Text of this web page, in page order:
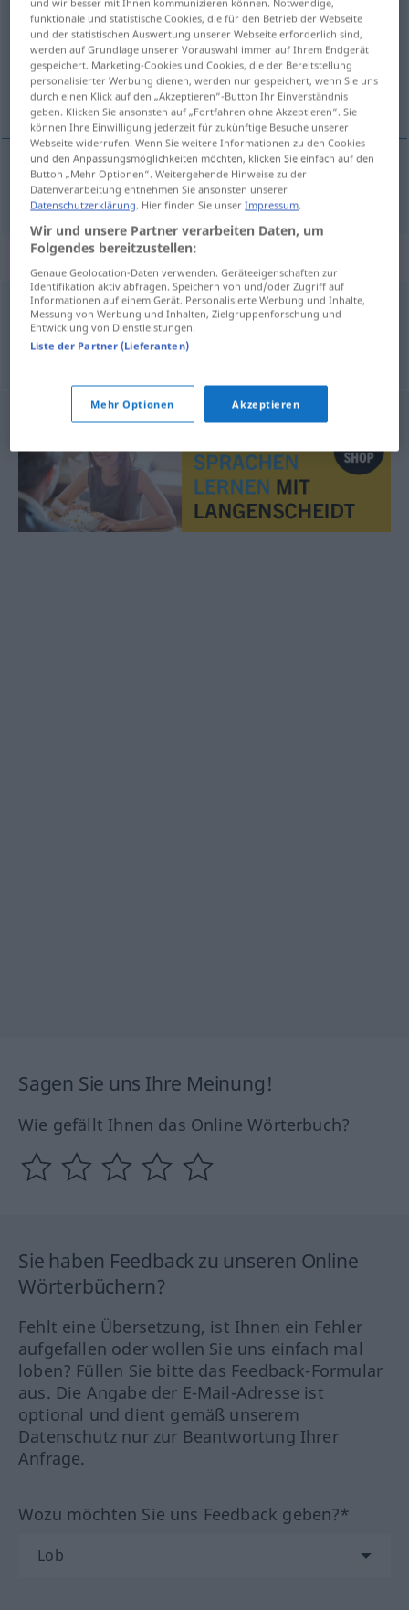
Übersicht aller Übersetzungen
(Für mehr Details die Übersetzung anklicken/antippen)
wielostronny
wielostronny multilateral
Synonyme für "multilateral"
vielseitig,mehrseitig
Sagen Sie uns Ihre Meinung!
Wie gefällt Ihnen das Online Wörterbuch?
Sie haben Feedback zu unseren Online
Wörterbüchern?
Fehlt eine Übersetzung, ist Ihnen ein Fehler
aufgefallen oder wollen Sie uns einfach mal
loben? Füllen Sie bitte das Feedback-Formular
aus. Die Angabe der E-Mail-Adresse ist
optional und dient gemäß unserem
Datenschutz nur zur Beantwortung Ihrer
Anfrage.
Wozu möchten Sie uns Feedback geben?*
funktionale und statistische Cookies, die für den Betrieb der Webseite
und der statistischen Auswertung unserer Webseite erforderlich sind,
werden auf Grundlage unserer Vorauswahl immer auf Ihrem Endgerät
gespeichert. Marketing-Cookies und Cookies, die der Bereitstellung
personalisierter Werbung dienen, werden nur gespeichert, wenn Sie uns
durch einen Klick auf den „Akzeptieren“-Button Ihr Einverständnis
geben. Klicken Sie ansonsten auf „Fortfahren ohne Akzeptieren“. Sie
können Ihre Einwilligung jederzeit für zukünftige Besuche unserer
Webseite widerrufen. Wenn Sie weitere Informationen zu den Cookies
und den Anpassungsmöglichkeiten möchten, klicken Sie einfach auf den
Button „Mehr Optionen“. Weitergehende Hinweise zu der
Datenverarbeitung entnehmen Sie ansonsten unserer
Datenschutzerklärung . Hier finden Sie unserImpressum
Wir und unsere Partner verarbeiten Daten, um
Folgendes bereitzustellen:
Genaue Geolocation-Daten verwenden. Geräteeigenschaften zur
Identifikation aktiv abfragen. Speichern von und/oder Zugriff auf
Informationen auf einem Gerät. Personalisierte Werbung und Inhalte,
Messung von Werbung und Inhalten, Zielgruppenforschung und
Entwicklung von Dienstleistungen.
Liste der Partner (Lieferanten)
Mehr Optionen Akzeptieren